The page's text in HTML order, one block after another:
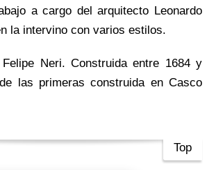
a cargo del arquitecto Leonardo
la intervino con varios estilos.
Neri. Construida entre 1684 y
las primeras construida en Casco
Top